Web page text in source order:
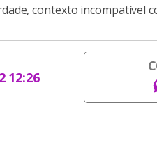
contexto incompatível
12:26